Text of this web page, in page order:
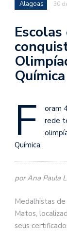
Alagoas 30
Química
F
oram
rede
Química
por Ana Paula
Medalhistas
Matos,
seus